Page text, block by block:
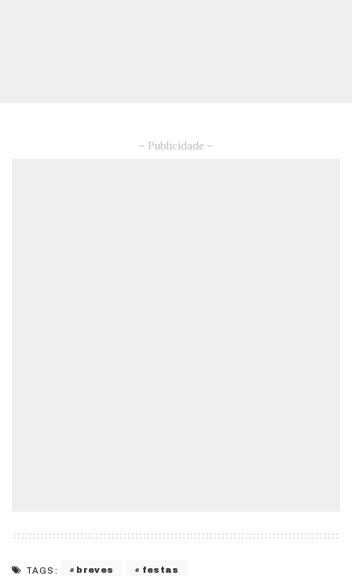
– Publicidade –
TAGS: breves festas